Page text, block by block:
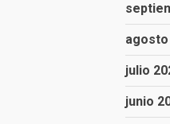
agosto
julio
junio